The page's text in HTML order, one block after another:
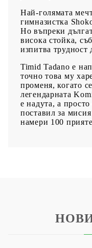
Най-голямата
гимназистка
Но въпреки
висока стойка,
изпитва трудност
Timid Tadano e
точно това му
променя, когато
легендарната
е надута, а
поставил за
намери 100